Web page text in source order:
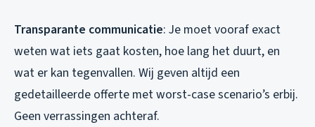
Transparante communicatie: Je moet vooraf exact
weten wat iets gaat kosten, hoe lang het duurt, en
wat er kan tegenvallen. Wij geven altijd een
gedetailleerde offerte met worst-case scenario’s erbij.
Geen verrassingen achteraf.